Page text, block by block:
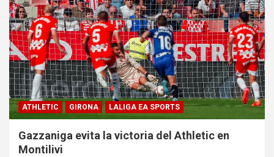
ATHLETIC GIRONA LALIGA EA SPORTS
Gazzaniga evita la victoria del Athletic en
Montilivi